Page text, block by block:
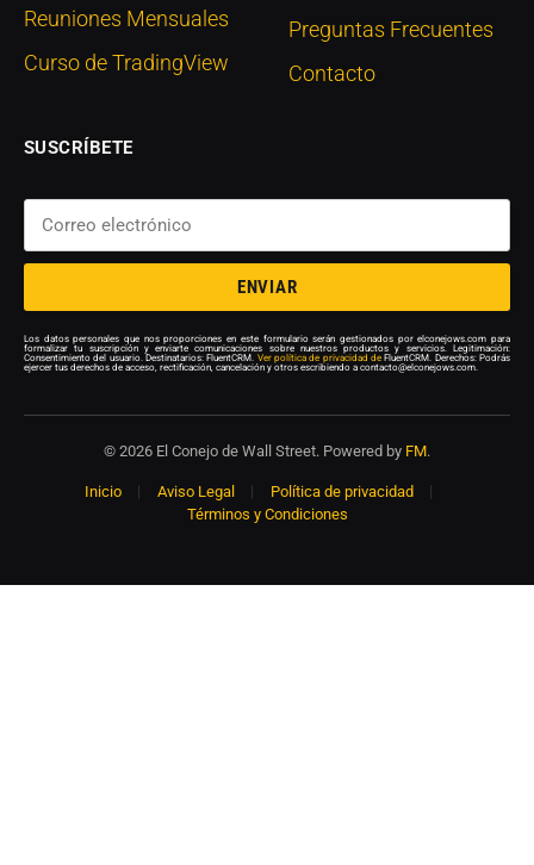
Reuniones Mensuales
Curso de TradingView
Preguntas Frecuentes
Contacto
SUSCRÍBETE
ENVIAR
Los datos personales que nos proporciones en este formulario serán gestionados por elconejows.com para
formalizar tu suscripción y enviarte comunicaciones sobre nuestros productos y servicios. Legitimación:
Consentimiento del usuario. Destinatarios: FluentCRM. Ver política de privacidad de FluentCRM. Derechos: Podrás
ejercer tus derechos de acceso, rectificación, cancelación y otros escribiendo a contacto@elconejows.com.
© 2026 El Conejo de Wall Street. Powered by FM.
Inicio Aviso Legal
Política de privacidad
Términos y Condiciones